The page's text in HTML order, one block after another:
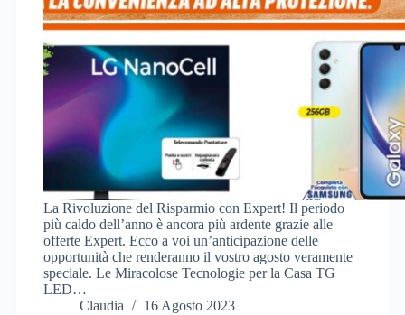
La Rivoluzione del Risparmio con Expert! Il periodo
più caldo dell’anno è ancora più ardente grazie alle
offerte Expert. Ecco a voi un’anticipazione delle
opportunità che renderanno il vostro agosto veramente
speciale. Le Miracolose Tecnologie per la Casa TG
LED…
Claudia
16 Agosto 2023